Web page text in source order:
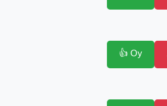
👍 Oy